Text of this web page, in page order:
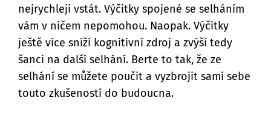
nejrychleji vstát. Výčitky spojené se selháním
vám v ničem nepomohou. Naopak. Výčitky
ještě více sníží kognitivní zdroj a zvýší tedy
šanci na další selhání. Berte to tak, že ze
selhání se můžete poučit a vyzbrojit sami sebe
touto zkušeností do budoucna.